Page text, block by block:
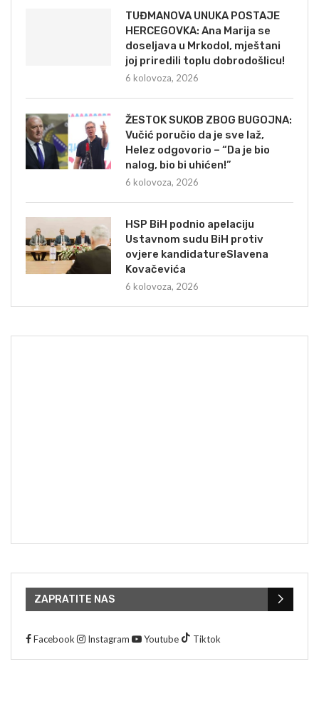
TUĐMANOVA UNUKA POSTAJE
HERCEGOVKA: Ana Marija se
doseljava u Mrkodol, mještani
joj priredili toplu dobrodošlicu!
6 kolovoza, 2026
ŽESTOK SUKOB ZBOG BUGOJNA:
Vučić poručio da je sve laž,
Helez odgovorio – “Da je bio
nalog, bio bi uhićen!”
6 kolovoza, 2026
HSP BiH podnio apelaciju
Ustavnom sudu BiH protiv
ovjere kandidatureSlavena
Kovačevića
6 kolovoza, 2026
ZAPRATITE NAS
Facebook Instagram Youtube Tiktok